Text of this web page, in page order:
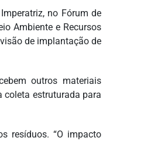
no Fórum de
Ambiente e Recursos
de implantação de
outros materiais
coleta estruturada para
resíduos. “O impacto